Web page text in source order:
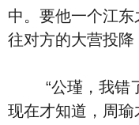
中。要他一个江
往对方的大营投降
“公瑾，我错了
现在才知道，周